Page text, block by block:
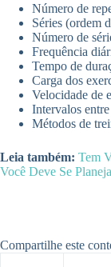
Número de
Séries (ordem
Número de
Frequência
Tempo de
Carga dos
Velocidade de
Intervalos entre
Métodos de
Leia também: Tem
Você Deve Se
Compartilhe este